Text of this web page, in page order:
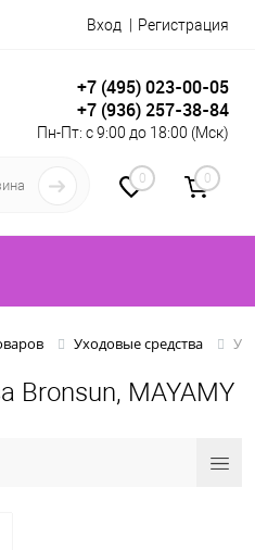
Вход Регистрация
+7 (495) 023-00-05
+7 (936) 257-38-84
Пн-Пт: с 9:00 до 18:00 (Мск)
0 0
Уходовые средства
Bronsun, MAYAMY